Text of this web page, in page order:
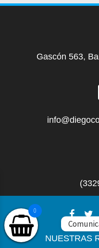
Gascón 563,
NUESTRAS
0